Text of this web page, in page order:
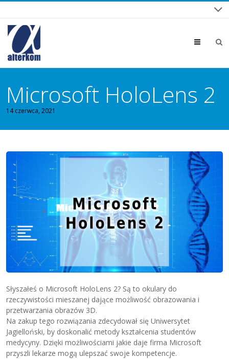
Menu
Microsoft HoloLens 2
14 czerwca, 2021
Słyszałeś o Microsoft HoloLens 2? Są to okulary do
rzeczywistości mieszanej dające możliwość obrazowania i
przetwarzania obrazów 3D.
Na zakup tego rozwiązania zdecydował się Uniwersytet
Jagielloński, by doskonalić metody kształcenia studentów
medycyny. Dzięki możliwościami jakie daje firma Microsoft
przyszli lekarze mogą ulepszać swoje kompetencje.